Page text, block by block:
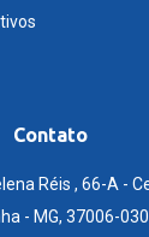
Contato
Réis , 66-A -
- MG, 37006-030